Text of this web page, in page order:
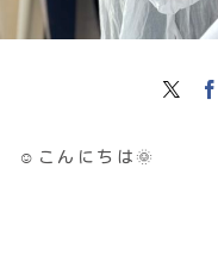
☺️こんにちは🌞